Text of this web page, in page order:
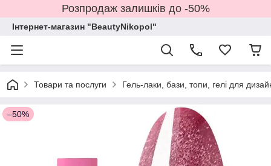
Розпродаж залишків до -50%
Інтернет-магазин "BeautyNikopol"
Товари та послуги Гель-лаки, бази, топи, гелі для
–50%